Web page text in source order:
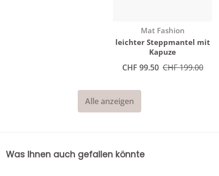
Anbieter:
Mat Fashion
leichter Steppmantel mit
Kapuze
Angebotspreis
CHF 99.50 Normaler Preis
CHF 199.00
Alle anzeigen
Was Ihnen auch gefallen könnte